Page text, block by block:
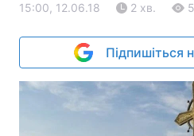
15:00, 12.06.18 2 хв.
Підпишіться